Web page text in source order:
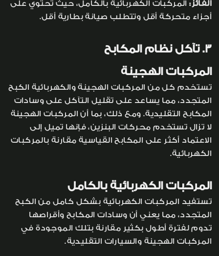
الفائز:المركبات الكهربائية بالكامل، حيث تحتوي على
أجزاء متحركة أقل وتتطلب صيانة بطارية أقل.
3. تآكل نظام المكابح
المركبات الهجينة
تستخدم كل من المركبات الهجينة والكهربائية الكبح
المتجدد، مما يساعد على تقليل التآكل على وسادات
المكابح التقليدية. ومع ذلك، بما أن المركبات الهجينة
لا تزال تستخدم محركات البنزين، فإنها تميل إلى
الاعتماد أكثر على المكابح القياسية مقارنة بالمركبات
الكهربائية.
المركبات الكهربائية بالكامل
تستفيد المركبات الكهربائية بشكل كامل من الكبح
المتجدد، مما يعني أن وسادات المكابح وأقراصها
تدوم لفترة أطول بكثير مقارنة بتلك الموجودة في
المركبات الهجينة والسيارات التقليدية.